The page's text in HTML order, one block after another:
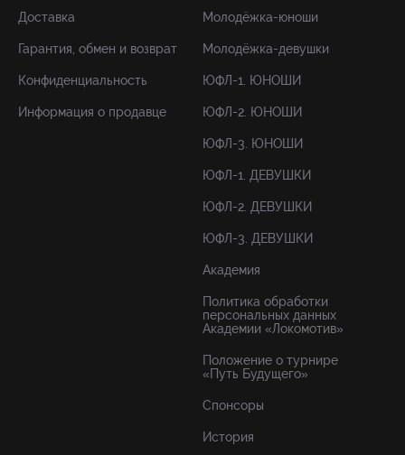
Доставка
Гарантия, обмен и возврат
Конфиденциальность
Информация о продавце
Молодёжка-юноши
Молодёжка-девушки
ЮФЛ-1. ЮНОШИ
ЮФЛ-2. ЮНОШИ
ЮФЛ-3. ЮНОШИ
ЮФЛ-1. ДЕВУШКИ
ЮФЛ-2. ДЕВУШКИ
ЮФЛ-3. ДЕВУШКИ
Академия
Политика обработки
персональных данных
Академии «Локомотив»
Положение о турнире
«Путь Будущего»
Спонсоры
История